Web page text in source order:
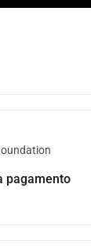
pagamento